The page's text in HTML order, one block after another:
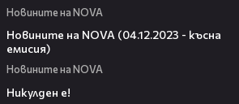
Новините на NOVA
Новините на NOVA (04.12.2023 - късна
емисия)
Новините на NOVA
Никулден е!